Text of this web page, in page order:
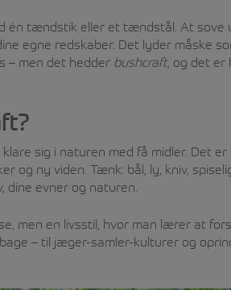
én tændstik eller et tændstål. At sove
egne redskaber. Det lyder måske
– men det hedder bushcraft, og det er
sig i naturen med få midler. Det
og ny viden. Tænk: bål, ly, kniv,
dine evner og naturen.
men en livsstil, hvor man lærer at
– til jæger-samler-kulturer og